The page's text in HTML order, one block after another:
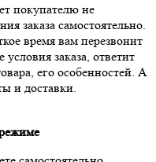
покупателю не
заказа самостоятельно.
время вам перезвонит
заказа, ответит
его особенностей. А
и доставки.